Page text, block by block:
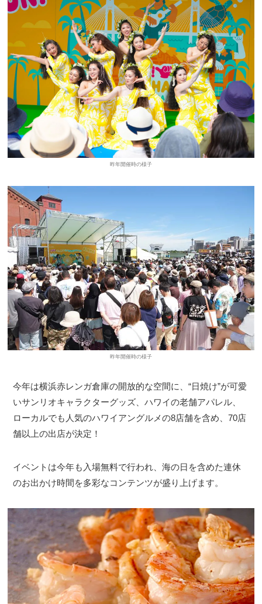
昨年開催時の様子
昨年開催時の様子
今年は横浜赤レンガ倉庫の開放的な空間に、“日焼け”が可愛
いサンリオキャラクターグッズ、ハワイの老舗アパレル、
ローカルでも人気のハワイアングルメの8店舗を含め、70店
舗以上の出店が決定！
イベントは今年も入場無料で行われ、海の日を含めた連休
のお出かけ時間を多彩なコンテンツが盛り上げます。